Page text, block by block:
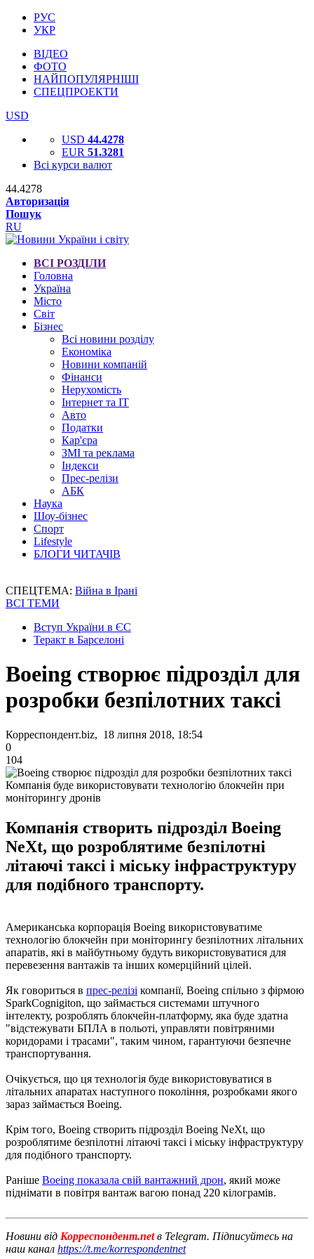
РУС
УКР
ВІДЕО
ФОТО
НАЙПОПУЛЯРНІШІ
СПЕЦПРОЕКТИ
USD
USD 44.4278
EUR 51.3281
Всі курси валют
44.4278
Авторизація
Пошук
RU
ВСІ РОЗДІЛИ
Головна
Україна
Місто
Світ
Бізнес
Всі новини розділу
Економіка
Новини компаній
Фінанси
Нерухомість
Інтернет та IT
Авто
Податки
Кар'єра
ЗМІ та реклама
Індекси
Прес-релізи
АБК
Наука
Шоу-бізнес
Спорт
Lifestyle
БЛОГИ ЧИТАЧІВ
СПЕЦТЕМА: Війна в Ірані
ВСІ ТЕМИ
Вступ України в ЄС
Теракт в Барселоні
Boeing створює підрозділ для
розробки безпілотних таксі
Корреспондент.biz, 18 липня 2018, 18:54
0
104
Компанія буде використовувати технологію блокчейн при
моніторингу дронів
Компанія створить підрозділ Boeing
NeXt, що розроблятиме безпілотні
літаючі таксі і міську інфраструктуру
для подібного транспорту.
Американська корпорація Boeing використовуватиме
технологію блокчейн при моніторингу безпілотних літальних
апаратів, які в майбутньому будуть використовуватися для
перевезення вантажів та інших комерційний цілей.
Як говориться в прес-релізі компанії, Boeing спільно з фірмою
SparkCognigiton, що займається системами штучного
інтелекту, розроблять блокчейн-платформу, яка буде здатна
"відстежувати БПЛА в польоті, управляти повітряними
коридорами і трасами", таким чином, гарантуючи безпечне
транспортування.
Очікується, що ця технологія буде використовуватися в
літальних апаратах наступного покоління, розробками якого
зараз займається Boeing.
Крім того, Boeing створить підрозділ Boeing NeXt, що
розроблятиме безпілотні літаючі таксі і міську інфраструктуру
для подібного транспорту.
Раніше Boeing показала свій вантажний дрон, який може
піднімати в повітря вантаж вагою понад 220 кілограмів.
Новини від Корреспондент.netв Telegram. Підписуйтесь на
наш канал https://t.me/korrespondentnet